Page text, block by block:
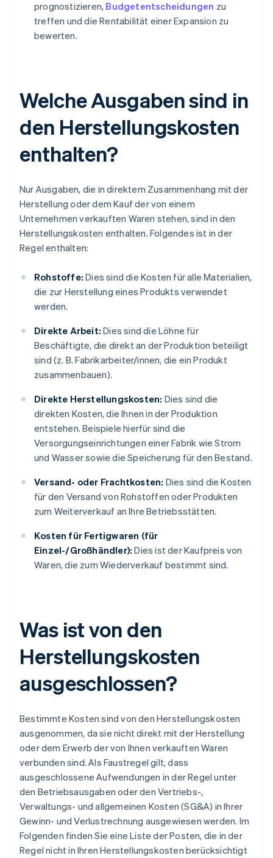
prognostizieren, Budgetentscheidungen zu
treffen und die Rentabilität einer Expansion zu
bewerten.
Welche Ausgaben sind in
den Herstellungskosten
enthalten?
Nur Ausgaben, die in direktem Zusammenhang mit der
Herstellung oder dem Kauf der von einem
Unternehmen verkauften Waren stehen, sind in den
Herstellungskosten enthalten. Folgendes ist in der
Regel enthalten:
Rohstoffe: Dies sind die Kosten für alle Materialien,
die zur Herstellung eines Produkts verwendet
werden.
Direkte Arbeit: Dies sind die Löhne für
Beschäftigte, die direkt an der Produktion beteiligt
sind (z. B. Fabrikarbeiter/innen, die ein Produkt
zusammenbauen).
Direkte Herstellungskosten: Dies sind die
direkten Kosten, die Ihnen in der Produktion
entstehen. Beispiele hierfür sind die
Versorgungseinrichtungen einer Fabrik wie Strom
und Wasser sowie die Speicherung für den Bestand.
Versand- oder Frachtkosten: Dies sind die Kosten
für den Versand von Rohstoffen oder Produkten
zum Weiterverkauf an Ihre Betriebsstätten.
Kosten für Fertigwaren (für
Einzel-/Großhändler): Dies ist der Kaufpreis von
Waren, die zum Wiederverkauf bestimmt sind.
Was ist von den
Herstellungskosten
ausgeschlossen?
Bestimmte Kosten sind von den Herstellungskosten
ausgenommen, da sie nicht direkt mit der Herstellung
oder dem Erwerb der von Ihnen verkauften Waren
verbunden sind. Als Faustregel gilt, dass
ausgeschlossene Aufwendungen in der Regel unter
den Betriebsausgaben oder den Vertriebs-,
Verwaltungs- und allgemeinen Kosten (SG&A) in Ihrer
Gewinn- und Verlustrechnung ausgewiesen werden. Im
Folgenden finden Sie eine Liste der Posten, die in der
Regel nicht in Ihren Herstellungskosten berücksichtigt